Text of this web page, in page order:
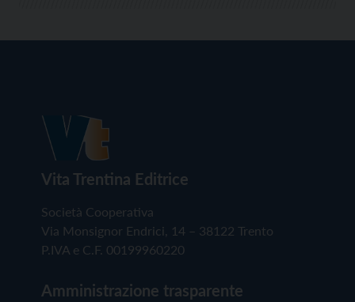
Vita Trentina Editrice
Società Cooperativa
Via Monsignor Endrici, 14 – 38122 Trento
P.IVA e C.F. 00199960220
Amministrazione trasparente